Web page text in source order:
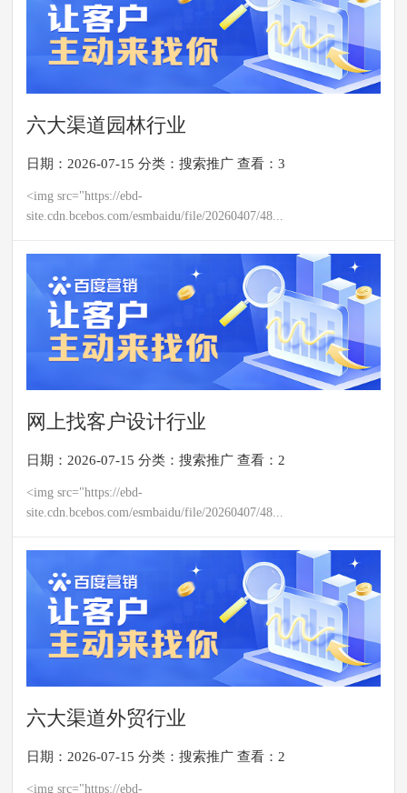
六大渠道园林行业
日期：2026-07-15 分类：搜索推广 查看：3
<img src="https://ebd-
site.cdn.bcebos.com/esmbaidu/file/20260407/48...
网上找客户设计行业
日期：2026-07-15 分类：搜索推广 查看：2
<img src="https://ebd-
site.cdn.bcebos.com/esmbaidu/file/20260407/48...
六大渠道外贸行业
日期：2026-07-15 分类：搜索推广 查看：2
<img src="https://ebd-